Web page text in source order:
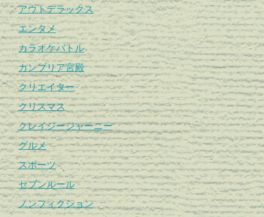
アウトデラックス
エンタメ
カラオケバトル
カンブリア宮殿
クリエイター
クリスマス
クレイジージャーニー
グルメ
スポーツ
セブンルール
ノンフィクション